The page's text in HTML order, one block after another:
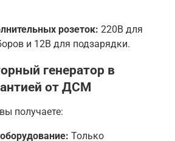
розеток: 220В для
и 12В для подзарядки.
генератор в
от ДСМ
получаете:
Только